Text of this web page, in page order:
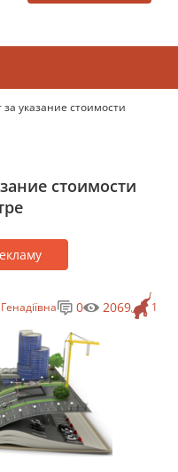
указание стоимости
стоимости
1
0 2069